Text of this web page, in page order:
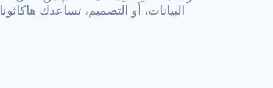
البيانات، أو التصميم، تساعدك